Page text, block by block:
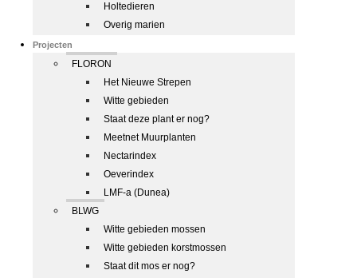
Holtedieren
Overig marien
Projecten
FLORON
Het Nieuwe Strepen
Witte gebieden
Staat deze plant er nog?
Meetnet Muurplanten
Nectarindex
Oeverindex
LMF-a (Dunea)
BLWG
Witte gebieden mossen
Witte gebieden korstmossen
Staat dit mos er nog?